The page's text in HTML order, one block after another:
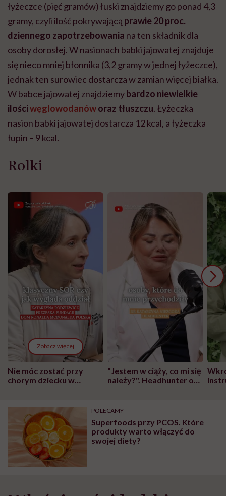
łyżeczce (pięć gramów) łuski znajdziemy go ponad 4,3
gramy, czyli ilość pokrywającą prawie 20 proc.
dziennego zapotrzebowania na ten składnik dla
osoby dorosłej. W nasionach babki jajowatej znajduje
się nieco mniej błonnika (3,2 gramy w jednej łyżeczce),
jednak ten surowiec dostarcza w zamian więcej białka.
W babce jajowatej znajdziemybardzo niewielkie
ilościwęglowodanóworaz tłuszczu. Łyżeczka
nasion babki jajowatej dostarcza 12 kcal, a łyżeczka
łupin – 9 kcal.
Rolki
Zobacz więcej
Nie móc zostać przy
chorym dziecku w
może chyba tylko
głupota i brak
wyobraźni"
"Jestem w ciąży, co mi się
należy?". Headhunter o
pracy
POLECAMY
Superfoods przy PCOS. Które
produkty warto włączyć do
swojej diety?